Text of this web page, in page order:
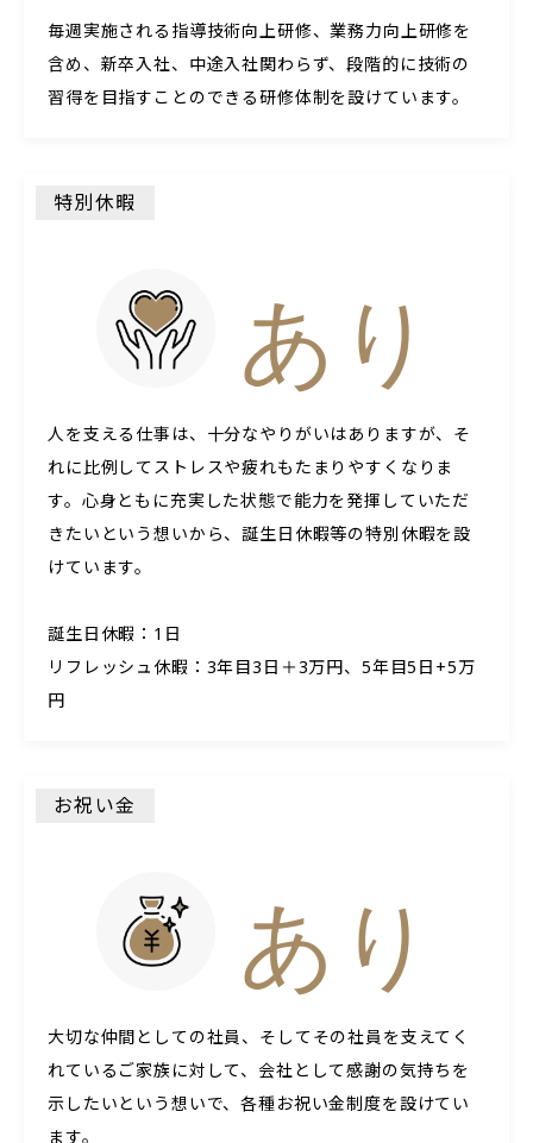
毎週実施される指導技術向上研修、業務力向上研修を
含め、新卒入社、中途入社関わらず、段階的に技術の
習得を目指すことのできる研修体制を設けています。
特別休暇
あり
人を支える仕事は、十分なやりがいはありますが、そ
れに比例してストレスや疲れもたまりやすくなりま
す。心身ともに充実した状態で能力を発揮していただ
きたいという想いから、誕生日休暇等の特別休暇を設
けています。
誕生日休暇：1日
リフレッシュ休暇：3年目3日＋3万円、5年目5日+5万
円
お祝い金
あり
大切な仲間としての社員、そしてその社員を支えてく
れているご家族に対して、会社として感謝の気持ちを
示したいという想いで、各種お祝い金制度を設けてい
ます。